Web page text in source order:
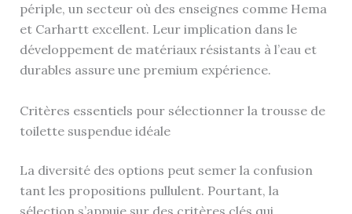
périple, un secteur où des enseignes comme Hema
et Carhartt excellent. Leur implication dans le
développement de matériaux résistants à l’eau et
durables assure une premium expérience.
Critères essentiels pour sélectionner la trousse de
toilette suspendue idéale
La diversité des options peut semer la confusion
tant les propositions pullulent. Pourtant, la
sélection s’appuie sur des critères clés qui